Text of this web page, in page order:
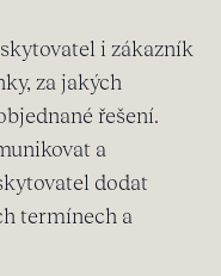
i zákazník
za jakých
řešení.
a
dodat
termínech a